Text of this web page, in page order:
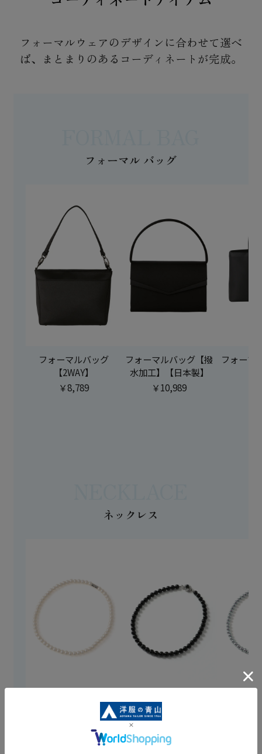
フォーマルウェアのデザインに合わせて選べ
ば、
まとまりのあるコーディネートが完成。
フォーマル バッグ
フォーマルバッグ
【2WAY】
￥8,789
フォーマルバッグ【撥
水加工】【日本製】
￥10,989
フォーマ
ネックレス
パールネックレス【ガ
ラスパール】
フォーマルネックレス
￥7,689